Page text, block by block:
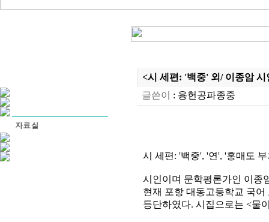
<시 세편: '백중' 외/ 이종암
글쓴이
: 용헌공파종중
시 세편: '백중', '연', '홍매도
시인이며 문학평론가인 이종
현재 포항 대동고등학교 국
등단하였다. 시집으로는 <물